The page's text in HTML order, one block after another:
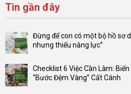
Tin gần đây
Đừng để con có một bộ hồ sơ
nhưng thiếu năng lực”
bình
luận
Checklist 6 Việc Cần Làm:
“Bước Đệm Vàng” Cất Cánh